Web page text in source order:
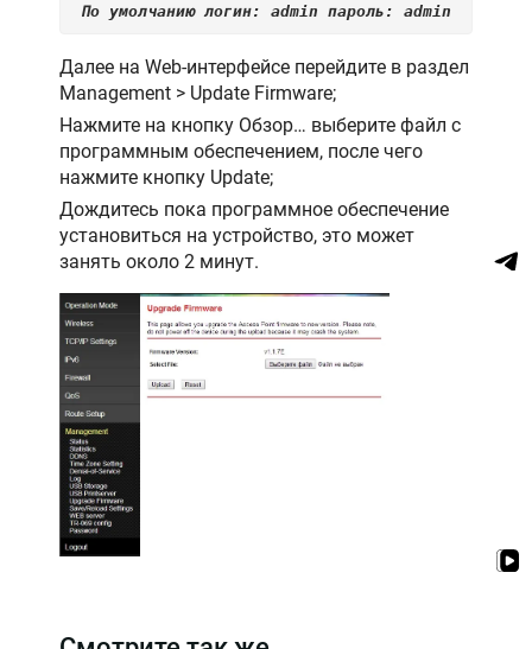
По умолчанию логин: admin пароль: admin
Далее на Web-интерфейсе перейдите в раздел
Management > Update Firmware;
Нажмите на кнопку Обзор… выберите файл с
программным обеспечением, после чего
нажмите кнопку Update;
Дождитесь пока программное обеспечение
установиться на устройство, это может
занять около 2 минут.